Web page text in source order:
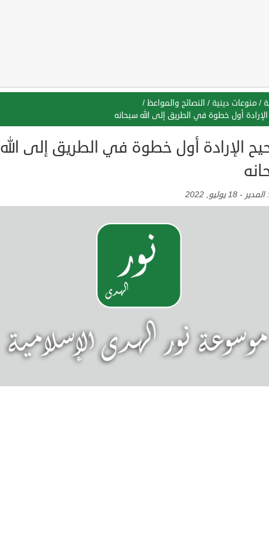
/ منوعات دينية / النصائح والمواعظ /
أول خطوة في الطريق إلى الله سبحانه
الإرادة أول خطوة في الطريق إلى الله
المدير - 18 يوليو, 2022